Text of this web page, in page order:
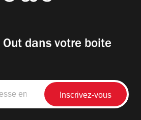
Out dans votre boite